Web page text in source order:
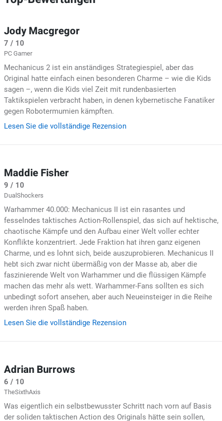
Jody Macgregor
7 / 10
PC Gamer
Mechanicus 2 ist ein anständiges Strategiespiel, aber das
Original hatte einfach einen besonderen Charme – wie die Kids
sagen –, wenn die Kids viel Zeit mit rundenbasierten
Taktikspielen verbracht haben, in denen kybernetische Fanatiker
gegen Robotermumien kämpften.
Lesen Sie die vollständige Rezension
Maddie Fisher
9 / 10
DualShockers
Warhammer 40.000: Mechanicus II ist ein rasantes und
fesselndes taktisches Action-Rollenspiel, das sich auf hektische,
chaotische Kämpfe und den Aufbau einer Welt voller echter
Konflikte konzentriert. Jede Fraktion hat ihren ganz eigenen
Charme, und es lohnt sich, beide auszuprobieren. Mechanicus II
hebt sich zwar nicht übermäßig von der Masse ab, aber die
faszinierende Welt von Warhammer und die flüssigen Kämpfe
machen das mehr als wett. Warhammer-Fans sollten es sich
unbedingt sofort ansehen, aber auch Neueinsteiger in die Reihe
werden ihren Spaß haben.
Lesen Sie die vollständige Rezension
Adrian Burrows
6 / 10
TheSixthAxis
Was eigentlich ein selbstbewusster Schritt nach vorn auf Basis
der soliden taktischen Action des Originals hätte sein sollen,